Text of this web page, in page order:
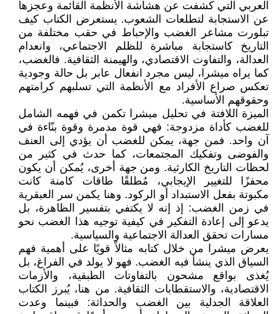
العربي التي كشفت عن هشاشة الأنظمة القائمة وعجزها
عن الاستجابة لتطلعات الشعوب. يستعرض الكتاب كيف
تبلورت مشاعر الغضب والإحباط في حقب مختلفة من
التاريخ كاستجابة مباشرة للظلم الاجتماعي، وانعدام
العدالة، والتفاوت الاقتصادي، والهيمنة الثقافية. فالغضب،
كما يراه ميشرا، ليس مجرد انفعال عابر بل حالة وجودية
تعكس صراع الأفراد مع الأنظمة التي تسلبهم كرامتهم
وحقوقهم الأساسية.
الميزة اللافتة في تحليل ميشرا تكمن في فهمه الشامل
للغضب كأداة مزدوجة: فهي قوة مدمرة وقوة بنّاءة في
آن واحد. فمن جهة، يمكن للغضب أن يؤدي إلى العنف
والفوضى وتفكيك المجتمعات، كما حدث في كثير من
لحظات التاريخ الكارثية. ومن جهة أخرى، يُمكن أن يكون
محفزًا للتغيير الإيجابي، مُطلقًا طاقات كامنة كانت
مكبوتة بفعل الاستبداد أو الركود. وهنا يكمن سر العبقرية
في زمن الغضب: إذ إنه لا يكتفي بتفسير الظاهرة، بل
يدعو إلى إعادة التفكير في كيفية توجيه هذا الغضب نحو
مسارات تحقق العدالة الاجتماعية والسياسية.
يعرض ميشرا من خلال كتابه مثالاً قويًا على أهمية فهم
السياق الذي ينشأ فيه الغضب. فهو لا يولد في الفراغ، بل
يُغذى بواقع مشحون بالتفاوتات الطبقية، والأزمات
الاقتصادية، والاستقطابات الثقافية. من هنا، يُبرز الكتاب
العلاقة الجدلية بين الغضب والحداثة: فبينما وعدت